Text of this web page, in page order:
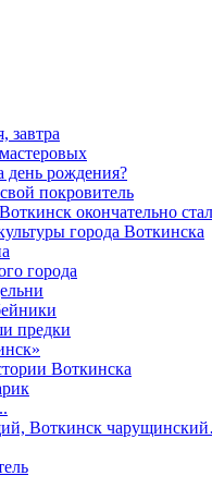
завтра
день рождения?
покровитель
окончательно
города Воткинска
города
предки
Воткинска
Воткинск